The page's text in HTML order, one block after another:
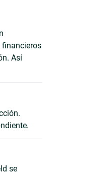
financieros
Así
se